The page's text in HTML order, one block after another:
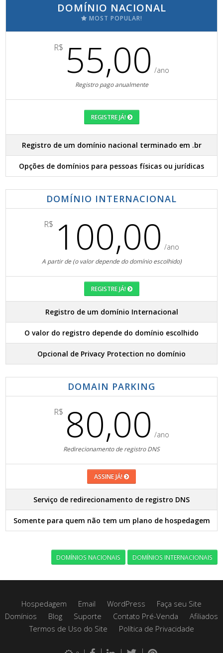
DOMÍNIO NACIONAL
MOST POPULAR!
R$ 55,00 /ano
Registro pago anualmente
REGISTRE JÁ!
Registro de um domínio nacional terminado em .br
Opções de domínios para pessoas físicas ou jurídicas
DOMÍNIO INTERNACIONAL
R$ 100,00 /ano
A partir de (o valor depende do domínio escolhido)
REGISTRE JÁ!
Registro de um domínio Internacional
O valor do registro depende do domínio escolhido
Opcional de Privacy Protection no domínio
DOMAIN PARKING
R$ 80,00 /ano
Redirecionamento de registro DNS
ASSINE JÁ!
Serviço de redirecionamento de registro DNS
Somente para quem não tem um plano de hospedagem
DOMÍNIOS NACIONAIS DOMÍNIOS INTERNACIONAIS
Hospedagem Email WordPress
Faça seu Site
Domínios
Blog Suporte Contato Pré-Venda
Afiliados
Termos de Uso do Site
Política de Privacidade